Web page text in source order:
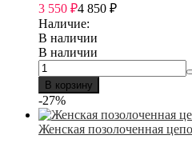
3 550 ₽4 850 ₽
Наличие:
В наличии
В наличии
В корзину
-27%
Женская позолоченная